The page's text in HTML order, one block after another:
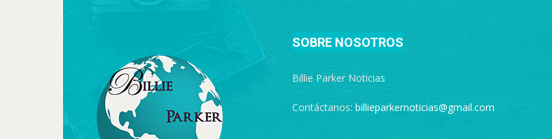
SOBRE NOSOTROS
Billie Parker Noticias
Contáctanos: billieparkernoticias@gmail.com